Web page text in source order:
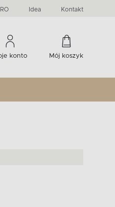
Idea Kontakt
konto Mój koszyk
witryny...
60